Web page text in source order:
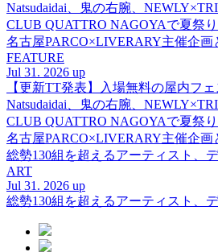
Natsudaidai、鬼の右腕、
CLUB QUATTRO NAGOYAで夏祭
名古屋PARCO×LIVERARY主催企画
FEATURE
Jul 31. 2026 up
【更新TT発表】入場無料の屋内フェ
Natsudaidai、鬼の右腕、
CLUB QUATTRO NAGOYAで夏祭
名古屋PARCO×LIVERARY主催企画
総勢130組を超えるアーティスト、
ART
Jul 31. 2026 up
総勢130組を超えるアーティスト、